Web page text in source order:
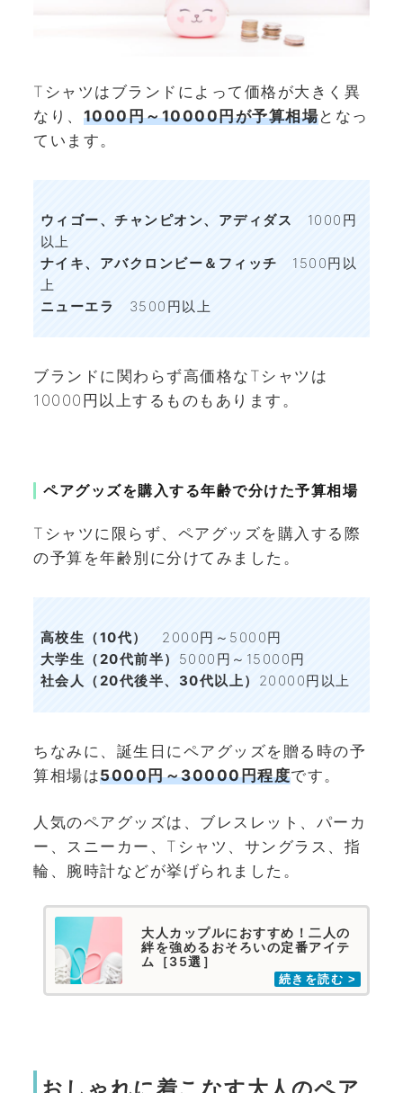
Tシャツはブランドによって価格が大きく異
なり、 1000円～10000円が予算相場となっ
ています。
ウィゴー、チャンピオン、アディダス
1000円
以上
ナイキ、アバクロンビー＆フィッチ 1500円以
上
ニューエラ
3500円以上
ブランドに関わらず高価格なTシャツは
10000円以上するものもあります。
ペアグッズを購入する年齢で分けた予算相場
Tシャツに限らず、ペアグッズを購入する際
の予算を年齢別に分けてみました。
高校生（10代）
2000円～5000円
大学生（20代前半） 5000円～15000円
社会人（20代後半、30代以上） 20000円以上
ちなみに、誕生日にペアグッズを贈る時の予
算相場は5000円～30000円程度です。
人気のペアグッズは、ブレスレット、パーカ
ー、スニーカー、Tシャツ、サングラス、指
輪、腕時計などが挙げられました。
大人カップルにおすすめ！二人の
絆を強めるおそろいの定番アイテ
ム［35選］